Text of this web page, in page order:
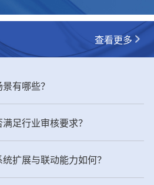
差，数据真实可追溯。 实时监控胶
体与颗粒污染趋势，提前预警堵膜
洗、延长RO膜使用寿命，显著降低
运维成本与非计划停机。 工业级防
子等行业标配监测设备。 用数据保
障系统安全，用专业降低运行成本
测定仪，更稳、更准、更省钱。
射
导书》，HJ 35X-2019 《水污染源
求，总磷在线监测仪测量数据与国
标方法GB 11893-89以及哈希总磷
果的准确性和可靠性。 - 应用行
业： 总磷在线监测仪用于污染源监
测（包括市政污水进口、排口；工
业污水排口）；工业过程用水监
测；地表水监测；养殖尾水监测，
近岸海域监测等多种场合。 - 仪器
特点： ● 创新技术：传承NT6800
总氮水质在线自动监测仪实用新型
专利，采用了两项实用新型专利技
查看更多
有哪些？
足行业审核要求？
扩展与联动能力如何？